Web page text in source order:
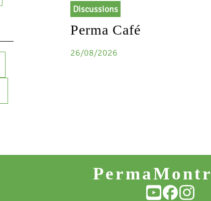
Discussions
Perma Café
26/08/2026